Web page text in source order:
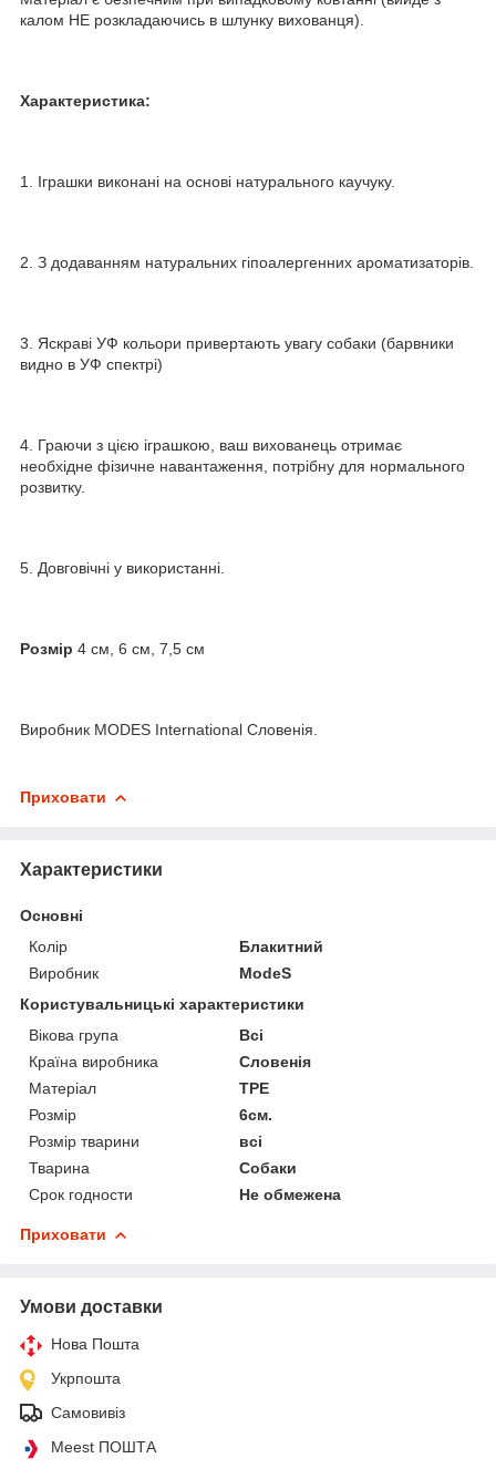
калом НЕ розкладаючись в шлунку вихованця).
Характеристика:
1. Іграшки виконані на основі натурального каучуку.
2. З додаванням натуральних гіпоалергенних ароматизаторів.
3. Яскраві УФ кольори привертають увагу собаки (барвники
видно в УФ спектрі)
4. Граючи з цією іграшкою, ваш вихованець отримає
необхідне фізичне навантаження, потрібну для нормального
розвитку.
5. Довговічні у використанні.
Розмір 4 см, 6 см, 7,5 см
Виробник MODES International Словенія.
Приховати
Характеристики
Основні
Колір
Блакитний
Виробник
ModeS
Користувальницькі характеристики
Вікова група
Всі
Країна виробника
Словенія
Матеріал
TPE
Розмір
6см.
Розмір тварини
всі
Тварина
Собаки
Срок годности
Не обмежена
Приховати
Умови доставки
Нова Пошта
Укрпошта
Самовивіз
Meest ПОШТА